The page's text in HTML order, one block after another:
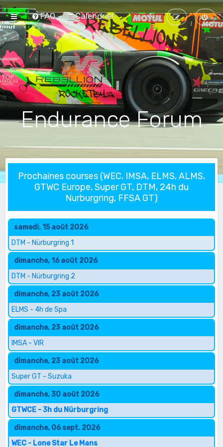
FAQ Calendrier
Endurance Forum
Prochaines courses (WEC, IMSA, ELMS, ALMS,
GTWC Europe, Super GT, DTM, 24h du
Nurburgring, FFSA GT)
samedi, 15 août 2026
DTM - Nürburgring 1
dimanche, 16 août 2026
DTM - Nürburgring 2
dimanche, 23 août 2026
ELMS - 4h de Spa
dimanche, 23 août 2026
IMSA - VIR
dimanche, 23 août 2026
Super GT - Suzuka
dimanche, 30 août 2026
GTWCE - 3h du Nürburgring
dimanche, 06 sept. 2026
WEC - Lone Star Le Mans